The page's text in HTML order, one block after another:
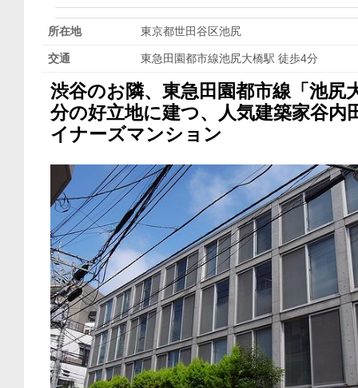
所在地 東京都世田谷区池尻
交通 東急田園都市線池尻大橋駅 徒歩4分
渋谷のお隣、東急田園都市線「池尻
分の好立地に建つ、人気建築家谷内
イナーズマンション